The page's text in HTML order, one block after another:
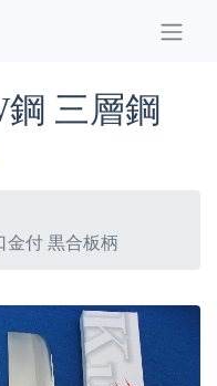
三層鋼
金付 黒合板柄